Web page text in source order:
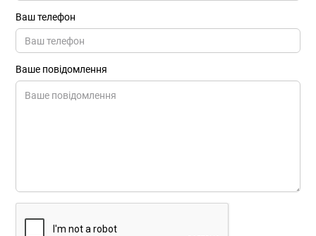
Ваш телефон
Ваше повідомлення